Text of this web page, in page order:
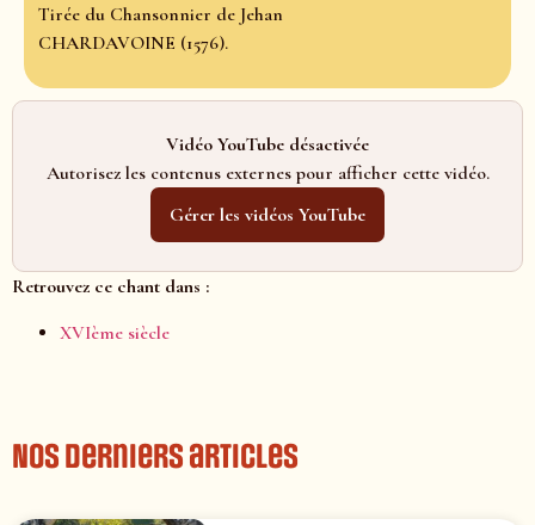
Tirée du Chansonnier de Jehan
CHARDAVOINE (1576).
Vidéo YouTube désactivée
Autorisez les contenus externes pour afficher cette vidéo.
Gérer les vidéos YouTube
Retrouvez ce chant dans :
XVIème siècle
Nos derniers articles